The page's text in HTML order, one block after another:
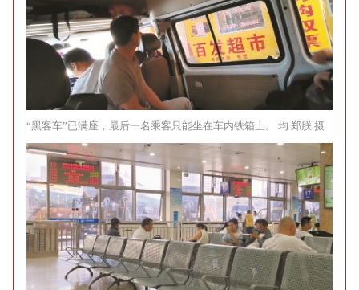
“黑客车”已满座，最后一名乘客只能坐在车内铁箱上。 均 郑朕 摄